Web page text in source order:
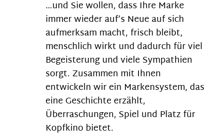
…und Sie wollen, dass Ihre Marke
immer wieder auf’s Neue auf sich
aufmerksam macht, frisch bleibt,
menschlich wirkt und dadurch für viel
Begeisterung und viele Sympathien
sorgt. Zusammen mit Ihnen
entwickeln wir ein Markensystem, das
eine Geschichte erzählt,
Überraschungen, Spiel und Platz für
Kopfkino bietet.